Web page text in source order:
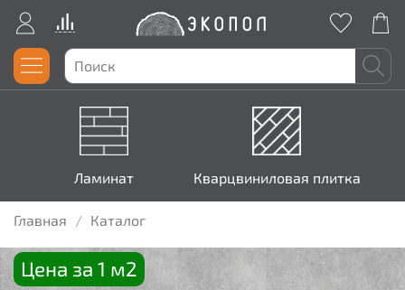
Ламинат Кварцвиниловая плитка
Главная Каталог
Цена за 1 м2